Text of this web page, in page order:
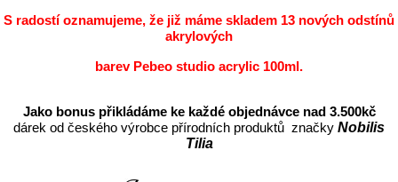
S radostí oznamujeme, že již máme skladem 13 nových odstínů
akrylových
barev Pebeo studio acrylic 100ml.
Jako bonus přikládáme ke každé objednávce nad 3.500kč
dárek od českého výrobce přírodních produktů značky Nobilis
Tilia